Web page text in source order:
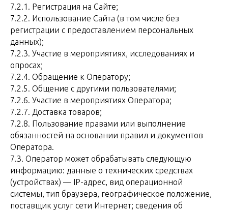
7.2.1. Регистрация на Сайте;
7.2.2. Использование Сайта (в том числе без
регистрации с предоставлением персональных
данных);
7.2.3. Участие в мероприятиях, исследованиях и
опросах;
7.2.4. Обращение к Оператору;
7.2.5. Общение с другими пользователями;
7.2.6. Участие в мероприятиях Оператора;
7.2.7. Доставка товаров;
7.2.8. Пользование правами или выполнение
обязанностей на основании правил и документов
Оператора.
7.3. Оператор может обрабатывать следующую
информацию: данные о технических средствах
(устройствах) — IP-адрес, вид операционной
системы, тип браузера, географическое положение,
поставщик услуг сети Интернет; сведения об